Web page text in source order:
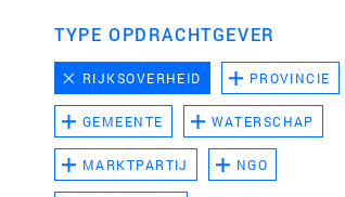
TYPE OPDRACHTGEVER
RIJKSOVERHEID PROVINCIE
GEMEENTE WATERSCHAP
MARKTPARTIJ NGO